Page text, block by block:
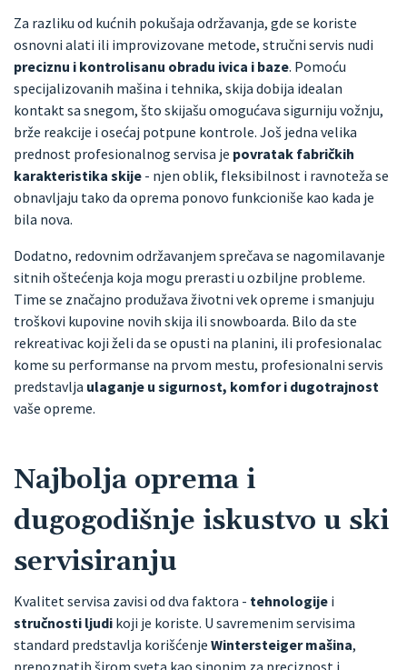
Za razliku od kućnih pokušaja održavanja, gde se koriste
osnovni alati ili improvizovane metode, stručni servis nudi
preciznu i kontrolisanu obradu ivica i baze. Pomoću
specijalizovanih mašina i tehnika, skija dobija idealan
kontakt sa snegom, što skijašu omogućava sigurniju vožnju,
brže reakcije i osećaj potpune kontrole. Još jedna velika
prednost profesionalnog servisa je povratak fabričkih
karakteristika skije - njen oblik, fleksibilnost i ravnoteža se
obnavljaju tako da oprema ponovo funkcioniše kao kada je
bila nova.
Dodatno, redovnim održavanjem sprečava se nagomilavanje
sitnih oštećenja koja mogu prerasti u ozbiljne probleme.
Time se značajno produžava životni vek opreme i smanjuju
troškovi kupovine novih skija ili snowboarda. Bilo da ste
rekreativac koji želi da se opusti na planini, ili profesionalac
kome su performanse na prvom mestu, profesionalni servis
predstavlja ulaganje u sigurnost, komfor i dugotrajnost
vaše opreme.
Najbolja oprema i
dugogodišnje iskustvo u ski
servisiranju
Kvalitet servisa zavisi od dva faktora - tehnologije i
stručnosti ljudi koji je koriste. U savremenim servisima
standard predstavlja korišćenje Wintersteiger mašina,
prepoznatih širom sveta kao sinonim za preciznost i